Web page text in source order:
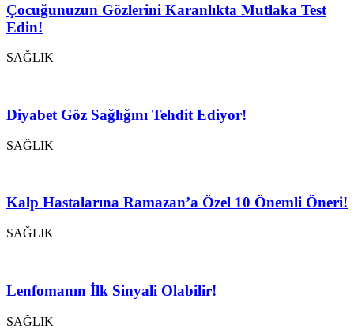
Çocuğunuzun Gözlerini Karanlıkta Mutlaka Test
Edin!
SAĞLIK
Diyabet Göz Sağlığını Tehdit Ediyor!
SAĞLIK
Kalp Hastalarına Ramazan’a Özel 10 Önemli Öneri!
SAĞLIK
Lenfomanın İlk Sinyali Olabilir!
SAĞLIK